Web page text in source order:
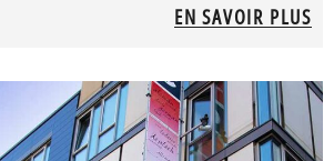
EN SAVOIR PLUS